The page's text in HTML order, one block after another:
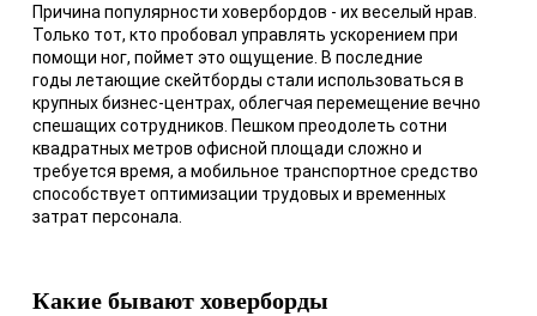
Причина популярности ховербордов - их веселый нрав.
Только тот, кто пробовал управлять ускорением при
помощи ног, поймет это ощущение. В последние
годы летающие скейтборды стали использоваться в
крупных бизнес-центрах, облегчая перемещение вечно
спешащих сотрудников. Пешком преодолеть сотни
квадратных метров офисной площади сложно и
требуется время, а мобильное транспортное средство
способствует оптимизации трудовых и временных
затрат персонала.
Какие бывают ховерборды